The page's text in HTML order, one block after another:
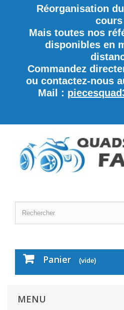
Réorganisation
cours
Mais toutes nos
disponibles en
Commandez
ou contactez-nous
Mail :
Panier (vide)
MENU